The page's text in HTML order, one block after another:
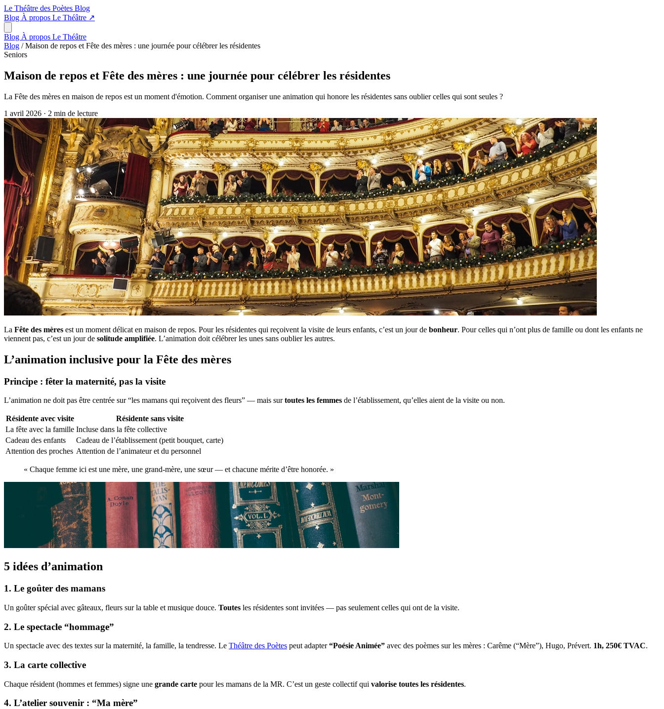
Le Théâtre des Poètes Blog
Blog À propos Le Théâtre ↗
Blog À propos Le Théâtre
Blog / Maison de repos et Fête des mères : une journée pour célébrer les résidentes
Seniors
Maison de repos et Fête des mères : une journée pour célébrer les résidentes
La Fête des mères en maison de repos est un moment d'émotion. Comment organiser une animation qui honore les résidentes sans oublier celles qui sont seules ?
1 avril 2026 · 2 min de lecture
La Fête des mères est un moment délicat en maison de repos. Pour les résidentes qui reçoivent la visite de leurs enfants, c’est un jour de bonheur. Pour celles qui n’ont plus de famille ou dont les enfants ne
viennent pas, c’est un jour de solitude amplifiée. L’animation doit célébrer les unes sans oublier les autres.
L’animation inclusive pour la Fête des mères
Principe : fêter la maternité, pas la visite
L’animation ne doit pas être centrée sur “les mamans qui reçoivent des fleurs” — mais surtoutes les femmes de l’établissement, qu’elles aient de la visite ou non.
Résidente avec visite
Résidente sans visite
La fête avec la famille Incluse dans la fête collective
Cadeau des enfants
Cadeau de l’établissement (petit bouquet, carte)
Attention des proches Attention de l’animateur et du personnel
« Chaque femme ici est une mère, une grand-mère, une sœur — et chacune mérite d’être honorée. »
5 idées d’animation
1. Le goûter des mamans
Un goûter spécial avec gâteaux, fleurs sur la table et musique douce. Toutes les résidentes sont invitées — pas seulement celles qui ont de la visite.
2. Le spectacle “hommage”
Un spectacle avec des textes sur la maternité, la famille, la tendresse. Le Théâtre des Poètes peut adapter“Poésie Animée” avec des poèmes sur les mères : Carême (“Mère”), Hugo, Prévert. 1h, 250€ TVAC.
3. La carte collective
Chaque résident (hommes et femmes) signe une grande carte pour les mamans de la MR. C’est un geste collectif qui valorise toutes les résidentes.
4. L’atelier souvenir : “Ma mère”